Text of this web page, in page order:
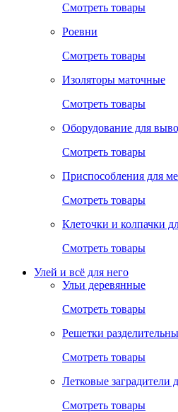
Смотреть товары
Роевни
Смотреть товары
Изоляторы маточные
Смотреть товары
Оборудование для
Смотреть товары
Приспособления для
Смотреть товары
Клеточки и колпачки
Смотреть товары
Улей и всё для него
Ульи деревянные
Смотреть товары
Решетки
Смотреть товары
Летковые заградители
Смотреть товары